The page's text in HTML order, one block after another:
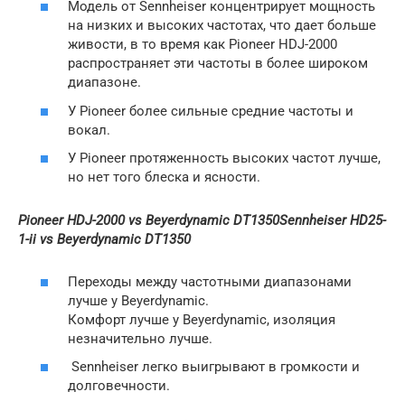
Модель от Sennheiser концентрирует мощность
на низких и высоких частотах, что дает больше
живости, в то время как Pioneer HDJ-2000
распространяет эти частоты в более широком
диапазоне.
У Pioneer более сильные средние частоты и
вокал.
У Pioneer протяженность высоких частот лучше,
но нет того блеска и ясности.
Pioneer HDJ-2000 vs Beyerdynamic DT1350Sennheiser HD25-
1-ii vs Beyerdynamic DT1350
Переходы между частотными диапазонами
лучше у Beyerdynamic.
Комфорт лучше у Beyerdynamic, изоляция
незначительно лучше.
Sennheiser легко выигрывают в громкости и
долговечности.